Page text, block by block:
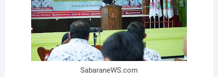
SabaraneWS.com